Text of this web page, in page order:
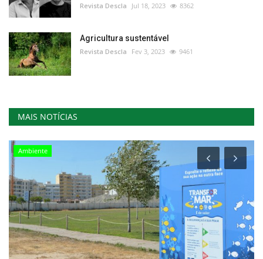
Revista Descla Jul 18, 2023 8362
Agricultura sustentável
Revista Descla Fev 3, 2023 9461
MAIS NOTÍCIAS
Ambiente